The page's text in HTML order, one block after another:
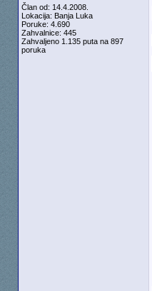
Član od: 14.4.2008.
Lokacija: Banja Luka
Poruke: 4.690
Zahvalnice: 445
Zahvaljeno 1.135 puta na 897
poruka